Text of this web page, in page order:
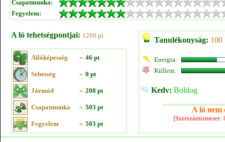
Csapatmunka:
Fegyelem:
A ló tehetségpontjai: 1260 pt
Állóképesség » 46 pt
Sebesség » 0 pt
Jármód » 208 pt
Csapatmunka » 503 pt
Fegyelem » 503 pt
Tanulékonyság: 100
Energia:
Küllem:
Kedv: Boldog
A ló nem